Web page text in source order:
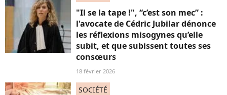
"Il se la tape !", “c’est son mec” :
l'avocate de Cédric Jubilar dénonce
les réflexions misogynes qu’elle
subit, et que subissent toutes ses
consœurs
18 février 2026
SOCIÉTÉ